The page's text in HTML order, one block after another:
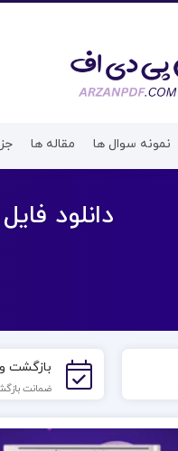
نمونه سوال ها مقاله ها
دانلود فایل PDF کتاب تحلیل محتوای کتاب درسی نرگس حسن مرادی
بازگشت
ضمانت بازگشت